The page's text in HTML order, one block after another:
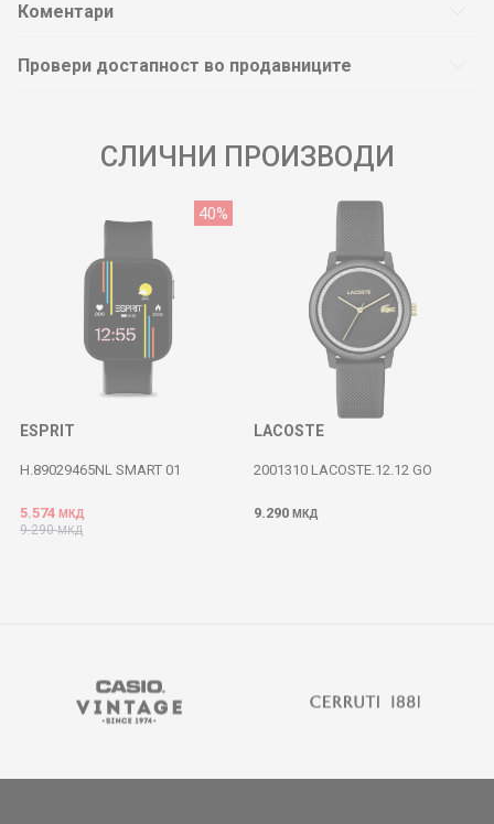
Коментари
Провери достапност во продавниците
СЛИЧНИ ПРОИЗВОДИ
40%
ESPRIT
H.89029465NL SMART 01
5.574 МКД
9.290МКД
LACOSTE
2001310 LACOSTE.12.12 GO
9.290 МКД